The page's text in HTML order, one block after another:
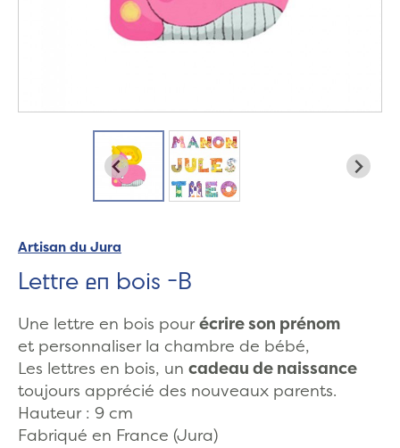
Artisan du Jura
Lettre en bois -B
Une lettre en bois pourécrire son prénom
et personnaliser la chambre de bébé,
Les lettres en bois, un cadeau de naissance
toujours apprécié des nouveaux parents.
Hauteur : 9 cm
Fabriqué en France (Jura)